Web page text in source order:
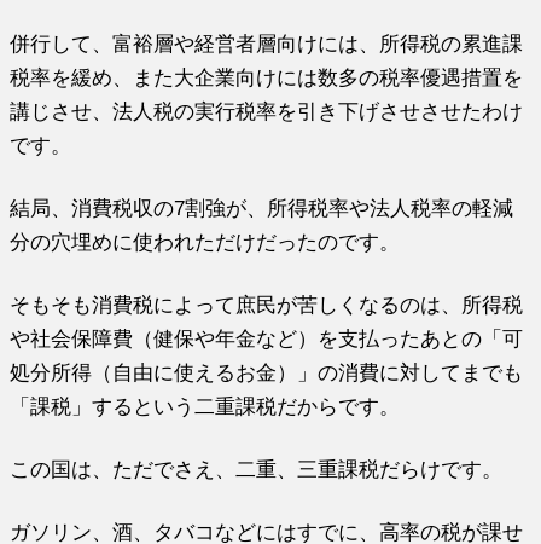
併行して、富裕層や経営者層向けには、所得税の累進課
税率を緩め、また大企業向けには数多の税率優遇措置を
講じさせ、法人税の実行税率を引き下げさせさせたわけ
です。
結局、消費税収の7割強が、所得税率や法人税率の軽減
分の穴埋めに使われただけだったのです。
そもそも消費税によって庶民が苦しくなるのは、所得税
や社会保障費（健保や年金など）を支払ったあとの「可
処分所得（自由に使えるお金）」の消費に対してまでも
「課税」するという二重課税だからです。
この国は、ただでさえ、二重、三重課税だらけです。
ガソリン、酒、タバコなどにはすでに、高率の税が課せ